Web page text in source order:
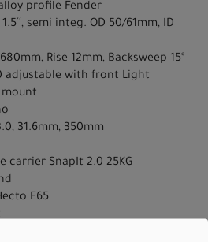
profile Fender
semi integ. OD 50/61mm, ID
Rise 12mm, Backsweep 15°
adjustable with front Light
31.6mm, 350mm
carrier SnapIt 2.0 25KG
E65